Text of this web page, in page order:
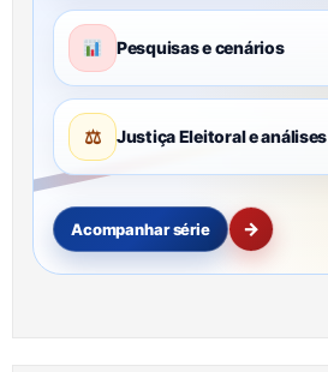
Pesquisas e cenários
⚖ Justiça Eleitoral e análises
Acompanhar série →